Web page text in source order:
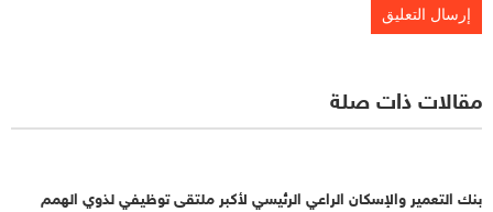
مقالات ذات صلة
بنك التعمير والإسكان الراعي الرئيسي لأكبر ملتقى توظيفي لذوي الهمم